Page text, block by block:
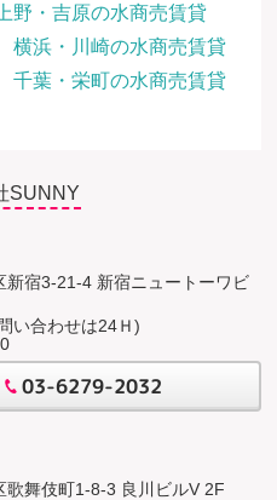
上野・吉原の水商売賃貸
横浜・川崎の水商売賃貸
千葉・栄町の水商売賃貸
SUNNY
新宿3-21-4 新宿ニュートーワビ
い合わせは24Ｈ)
03-6279-2032
歌舞伎町1-8-3 良川ビルV 2F